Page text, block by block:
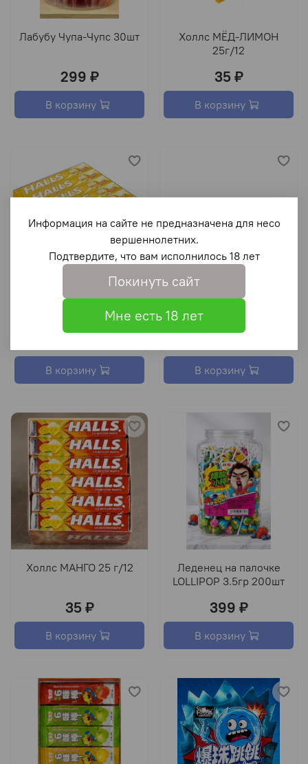
Лабубу Чупа-Чупс 30шт
299 ₽
В корзину
Холлс МЁД-ЛИМОН
25г/12
35 ₽
В корзину
Холлс МЁД-ЛИМОН
В корзину
Холлс ЯГОДЫ 25г/20
В корзину
Холлс МАНГО 25 г/12
35 ₽
В корзину
Леденец на палочке
LOLLIPOP 3.5гр 200шт
399 ₽
В корзину
Информация на сайте не предназначена для несо
вершеннолетних.
Подтвердите, что вам исполнилось 18 лет
Покинуть сайт
Мне есть 18 лет